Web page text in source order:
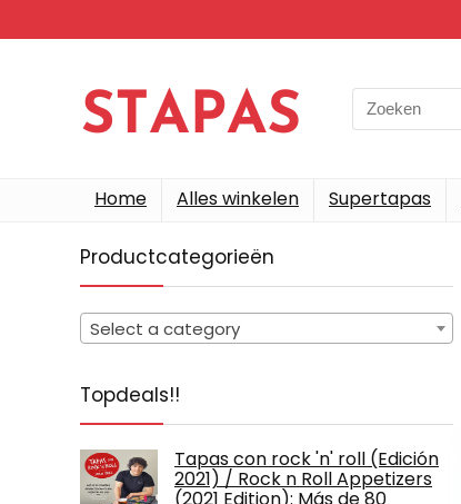
Search
for:
Home Alles winkelen Supertapas
Productcategorieën
Select a category
Topdeals!!
Tapas con rock 'n' roll (Edición
2021) / Rock n Roll Appetizers
(2021 Edition): Más de 80